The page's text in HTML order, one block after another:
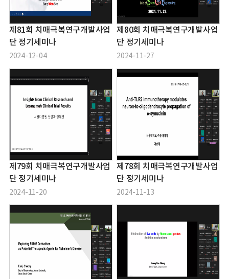
제81회 치매극복연구개발사업
단 정기세미나
2024-12-04
제80회 치매극복연구개발사업
단 정기세미나
2024-11-27
제79회 치매극복연구개발사업
단 정기세미나
2024-11-20
제78회 치매극복연구개발사업
단 정기세미나
2024-11-13